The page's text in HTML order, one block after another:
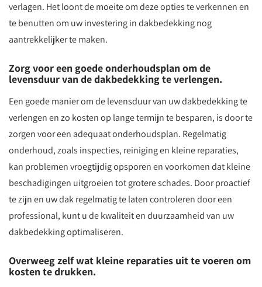
verlagen. Het loont de moeite om deze opties te verkennen en
te benutten om uw investering in dakbedekking nog
aantrekkelijker te maken.
Zorg voor een goede onderhoudsplan om de
levensduur van de dakbedekking te verlengen.
Een goede manier om de levensduur van uw dakbedekking te
verlengen en zo kosten op lange termijn te besparen, is door te
zorgen voor een adequaat onderhoudsplan. Regelmatig
onderhoud, zoals inspecties, reiniging en kleine reparaties,
kan problemen vroegtijdig opsporen en voorkomen dat kleine
beschadigingen uitgroeien tot grotere schades. Door proactief
te zijn en uw dak regelmatig te laten controleren door een
professional, kunt u de kwaliteit en duurzaamheid van uw
dakbedekking optimaliseren.
Overweeg zelf wat kleine reparaties uit te voeren om
kosten te drukken.